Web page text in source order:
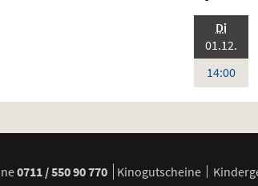
Sprache:
Deutsch
Di
01.12.
14:00Uhr
0711 / 550 90 770 Kinogutscheine